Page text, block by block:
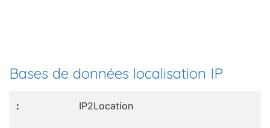
Bases de données localisation IP
IP2Location